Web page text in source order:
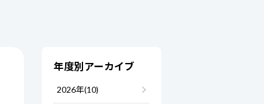
年度別アーカイブ
2026年(10)